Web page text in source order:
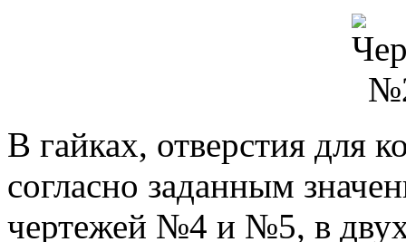
В гайках, отверстия для
согласно заданным
чертежей №4 и №5, в